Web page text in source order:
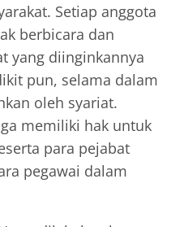
Setiap anggota
berbicara dan
yang diinginkannya
pun, selama dalam
oleh syariat.
memiliki hak untuk
para pejabat
pegawai dalam